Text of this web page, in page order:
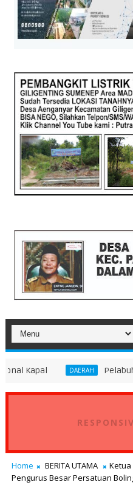
DAERAH Pelabuhan Patimban
Home BERITA UTAMA
Ketua
Pengurus Besar Persatuan